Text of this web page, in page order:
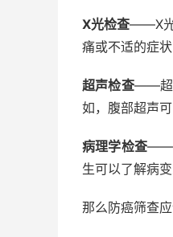
X光检查——X光
痛或不适的症
超声检查——超
如，腹部超声
病理学检查——
生可以了解病
那么防癌筛查